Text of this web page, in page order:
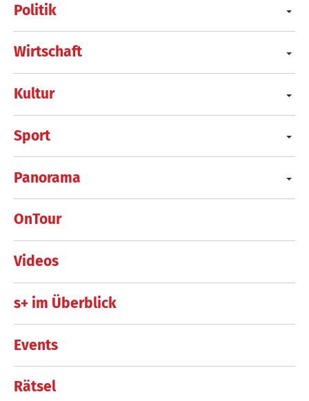
Politik
Wirtschaft
Kultur
Sport
Panorama
OnTour
Videos
s+ im Überblick
Events
Rätsel